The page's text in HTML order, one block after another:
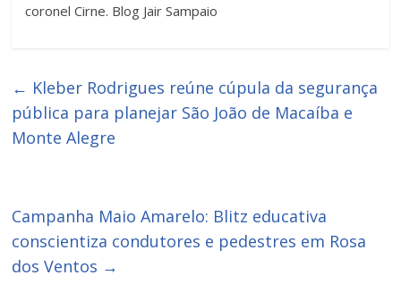
coronel Cirne. Blog Jair Sampaio
← Kleber Rodrigues reúne cúpula da segurança
pública para planejar São João de Macaíba e
Monte Alegre
Campanha Maio Amarelo: Blitz educativa
conscientiza condutores e pedestres em Rosa
dos Ventos →